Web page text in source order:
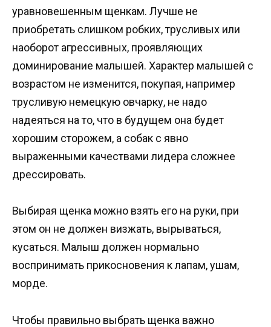
уравновешенным щенкам. Лучше не
приобретать слишком робких, трусливых или
наоборот агрессивных, проявляющих
доминирование малышей. Характер малышей с
возрастом не изменится, покупая, например
трусливую немецкую овчарку, не надо
надеяться на то, что в будущем она будет
хорошим сторожем, а собак с явно
выраженными качествами лидера сложнее
дрессировать.
Выбирая щенка можно взять его на руки, при
этом он не должен визжать, вырываться,
кусаться. Малыш должен нормально
воспринимать прикосновения к лапам, ушам,
морде.
Чтобы правильно выбрать щенка важно